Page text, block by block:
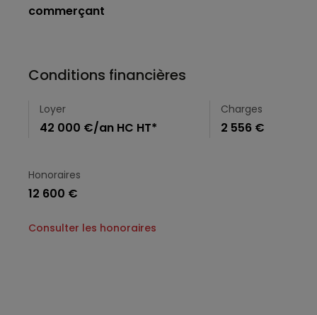
commerçant
Conditions financières
Loyer
42 000 €/an HC HT*
Charges
2 556 €
Honoraires
12 600 €
Consulter les honoraires